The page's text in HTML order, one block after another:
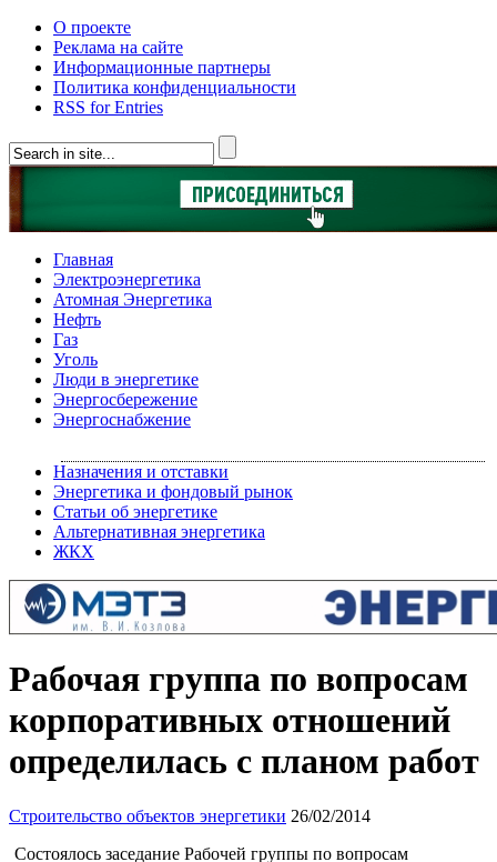
О проекте
Реклама на сайте
Информационные партнеры
Политика конфиденциальности
RSS for Entries
Главная
Электроэнергетика
Атомная Энергетика
Нефть
Газ
Уголь
Люди в энергетике
Энергосбережение
Энергоснабжение
Назначения и отставки
Энергетика и фондовый рынок
Статьи об энергетике
Альтернативная энергетика
ЖКХ
Рабочая группа по вопросам
корпоративных отношений
определилась с планом работ
Строительство объектов энергетики 26/02/2014
Состоялось заседание Рабочей группы по вопросам